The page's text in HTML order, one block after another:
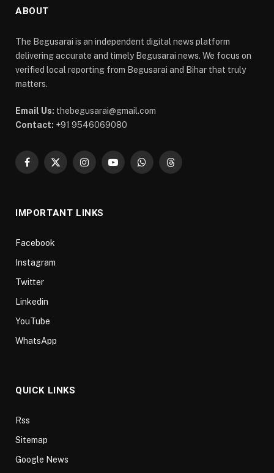
ABOUT
The Begusarai is an independent digital news platform
delivering accurate and timely Begusarai news. We focus on
verified local reporting from Begusarai and Bihar that truly
matters.
Email Us: thebegusarai@gmail.com
Contact: +91 9546069080
Facebook
X
InstagramYouTubeWhatsAppThreads
IMPORTANT LINKS
Facebook
Instagram
Twitter
Linkedin
YouTube
WhatsApp
QUICK LINKS
Rss
Sitemap
Google News